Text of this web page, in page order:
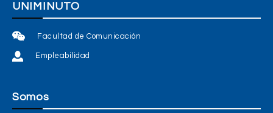
UNIMINUTO
Facultad de Comunicación
Empleabilidad
Somos